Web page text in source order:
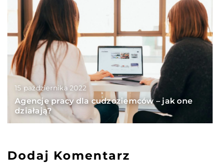
15 października 2022
Agencje pracy dla cudzoziemców – jak one
działają?
Dodaj Komentarz